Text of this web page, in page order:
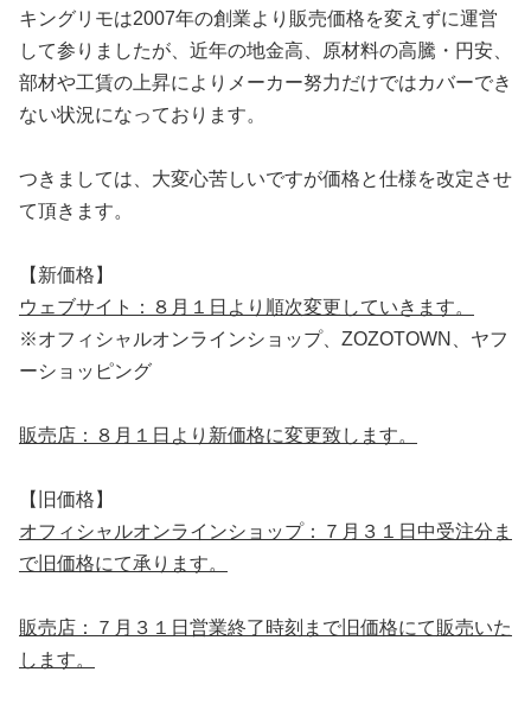
キングリモは2007年の創業より販売価格を変えずに運営
して参りましたが、近年の地金高、原材料の高騰・円安、
部材や工賃の上昇によりメーカー努力だけではカバーでき
ない状況になっております。
つきましては、大変心苦しいですが価格と仕様を改定させ
て頂きます。
【新価格】
ウェブサイト：８月１日より順次変更していきます。
※オフィシャルオンラインショップ、ZOZOTOWN、ヤフ
ーショッピング
販売店：８月１日より新価格に変更致します。
【旧価格】
オフィシャルオンラインショップ：７月３１日中受注分ま
で旧価格にて承ります。
販売店：７月３１日営業終了時刻まで旧価格にて販売いた
します。